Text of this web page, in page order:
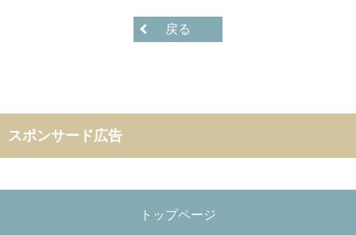
戻る
スポンサード広告
トップページ